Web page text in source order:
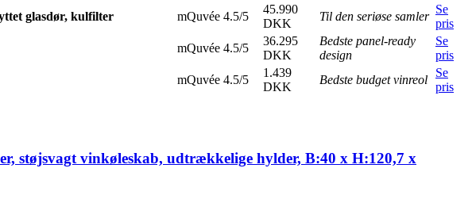
glasdør, kulfilter mQuvée 4.5/5
45.990
DKK
Til den seriøse samler
Se
pris
mQuvée 4.5/5
36.295
DKK
Bedste panel-ready
design
Se
pris
mQuvée 4.5/5
1.439
DKK
Bedste budget vinreol
Se
pris
støjsvagt vinkøleskab, udtrækkelige hylder, B:40 x H:120,7 x